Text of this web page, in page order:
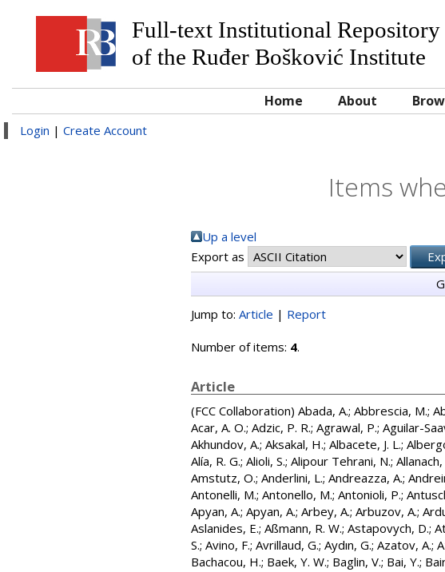
Full-text Institutional Repository
of the Ruđer Bošković Institute
Home About
Login | Create Account
Items
Up a level
Export as
Jump to: Article | Report
Number of items: 4.
Article
(FCC Collaboration) Abada, A.; Abbrescia, M.;
Acar, A. O.; Adzic, P. R.; Agrawal, P.; Aguilar-
Akhundov, A.; Aksakal, H.; Albacete, J. L.;
Alía, R. G.; Alioli, S.; Alipour Tehrani, N.; Allanach,
Amstutz, O.; Anderlini, L.; Andreazza, A.;
Antonelli, M.; Antonello, M.; Antonioli, P.;
Apyan, A.; Apyan, A.; Arbey, A.; Arbuzov, A.;
Aslanides, E.; Aßmann, R. W.; Astapovych, D.;
S.; Avino, F.; Avrillaud, G.; Aydın, G.; Azatov, A.;
Bachacou, H.; Baek, Y. W.; Baglin, V.; Bai, Y.;